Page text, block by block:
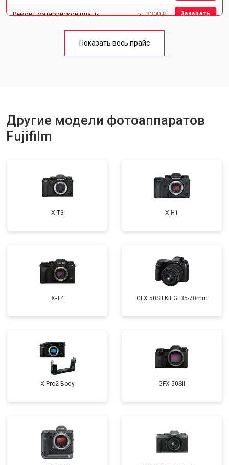
Ремонт материнской платы от 3300 ₽ Заказать
Показать весь прайс
Другие модели фотоаппаратов
Fujifilm
X-T3 X-H1
X-T4 GFX 50SII Kit GF35-70mm
X-Pro2 Body GFX 50SII